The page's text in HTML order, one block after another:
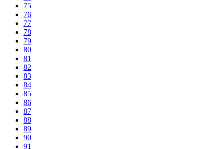
75
76
77
78
79
80
81
82
83
84
85
86
87
88
89
90
91